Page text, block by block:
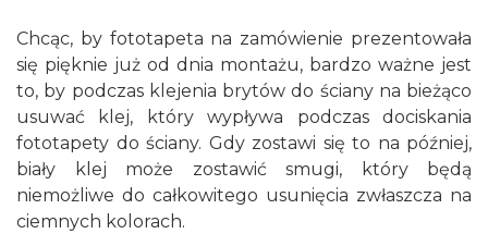
Chcąc, by fototapeta na zamówienie prezentowała
się pięknie już od dnia montażu, bardzo ważne jest
to, by podczas klejenia brytów do ściany na bieżąco
usuwać klej, który wypływa podczas dociskania
fototapety do ściany. Gdy zostawi się to na później,
biały klej może zostawić smugi, który będą
niemożliwe do całkowitego usunięcia zwłaszcza na
ciemnych kolorach.